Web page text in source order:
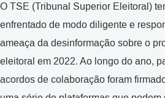
O TSE (Tribunal Superior Eleitoral)
enfrentado de modo diligente e
ameaça da desinformação sobre o
eleitoral em 2022. Ao longo do ano,
acordos de colaboração foram